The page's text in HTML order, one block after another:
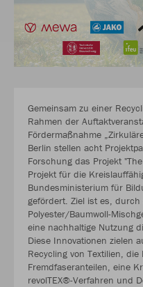
Gemeinsam zu einer
Rahmen der
Fördermaßnahme
Berlin stellen acht
Forschung das Projekt
Projekt für die
Bundesministerium für
gefördert. Ziel ist es,
Polyester/Baumwoll-
eine nachhaltige Nutzung
Diese Innovationen zielen
Recycling von Textilien,
Fremdfaseranteilen, eine
revolTEX®-Verfahren und